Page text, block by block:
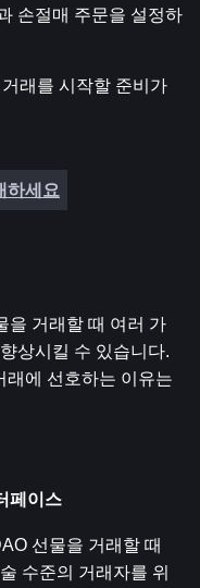
손절매 주문을 설정하
래를 시작할 준비가
하세요
을 거래할 때 여러 가
상시킬 수 있습니다.
래에 선호하는 이유는
페이스
선물을 거래할 때
수준의 거래자를 위